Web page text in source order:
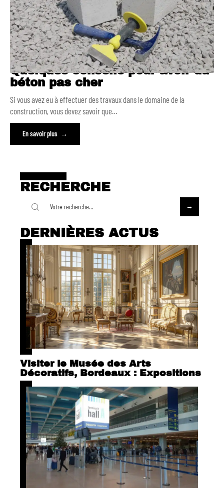
Quelques conseils pour avoir du
béton pas cher
Si vous avez eu à effectuer des travaux dans le domaine de la
construction, vous devez savoir que…
En savoir plus
RECHERCHE
DERNIÈRES ACTUS
Visiter le Musée des Arts
Décoratifs, Bordeaux : Expositions